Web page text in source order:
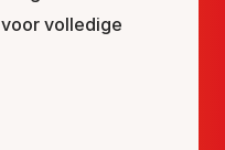
volledige